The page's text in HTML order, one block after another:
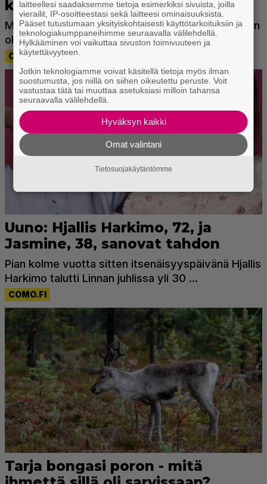
laitteellesi saadaksemme tietoja esimerkiksi sivuista, joilla
vierailit, IP-osoitteestasi sekä laitteesi ominaisuuksista.
Pääset tutustumaan yksityiskohtaisesti käyttötarkoituksiin ja
teknologiakumppaneihimme seuraavalla välilehdellä.
Hylkääminen voi vaikuttaa sivuston toimivuuteen ja
käytettävyyteen.
Jotkin teknologiamme voivat käsitellä tietoja myös ilman
suostumusta, jos niillä on siihen oikeutettu peruste. Voit
vastustaa tätä tai muuttaa asetuksiasi milloin tahansa
seuraavalla välilehdellä.
Hyväksyn kaikki
Omat valintani
Tietosuojakäytäntömme